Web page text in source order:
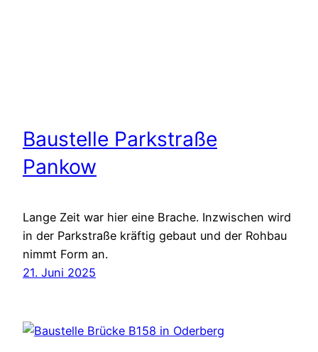
Baustelle Parkstraße
Pankow
Lange Zeit war hier eine Brache. Inzwischen wird
in der Parkstraße kräftig gebaut und der Rohbau
nimmt Form an.
21. Juni 2025